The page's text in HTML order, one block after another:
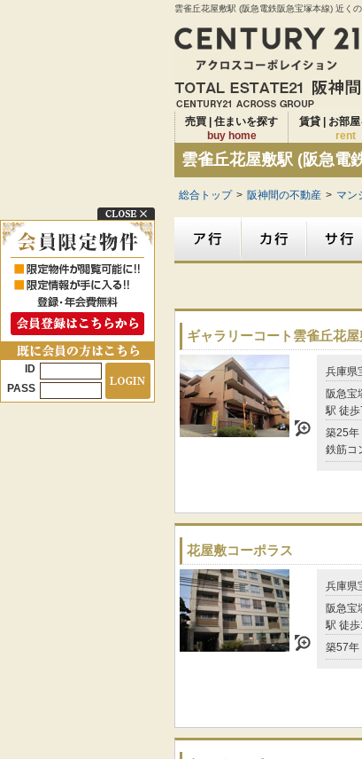
雲雀丘花屋敷駅 (阪急電鉄阪急宝塚本線) 近く
売買 | 住まいを探す
buy home
賃貸 | お部
rent
雲雀丘花屋敷駅 (阪急電
総合トップ > 阪神間の不動産 > マン
ギャラリーコート雲雀丘花
兵庫県
阪急宝
駅 徒
築25年
鉄筋コ
花屋敷コーポラス
兵庫県
阪急宝
駅 徒
築57年
ID
PASS